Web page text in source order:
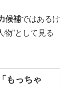
候補ではあるけ
物”として見る
もっちゃ